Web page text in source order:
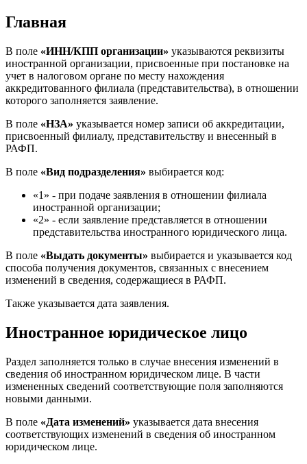
Главная
В поле «ИНН/КПП организации» указываются реквизиты
иностранной организации, присвоенные при постановке на
учет в налоговом органе по месту нахождения
аккредитованного филиала (представительства), в отношении
которого заполняется заявление.
В поле «НЗА» указывается номер записи об аккредитации,
присвоенный филиалу, представительству и внесенный в
РАФП.
В поле «Вид подразделения» выбирается код:
«1» - при подаче заявления в отношении филиала
иностранной организации;
«2» - если заявление представляется в отношении
представительства иностранного юридического лица.
В поле «Выдать документы» выбирается и указывается код
способа получения документов, связанных с внесением
изменений в сведения, содержащиеся в РАФП.
Также указывается дата заявления.
Иностранное юридическое лицо
Раздел заполняется только в случае внесения изменений в
сведения об иностранном юридическом лице. В части
измененных сведений соответствующие поля заполняются
новыми данными.
В поле «Дата изменений» указывается дата внесения
соответствующих изменений в сведения об иностранном
юридическом лице.